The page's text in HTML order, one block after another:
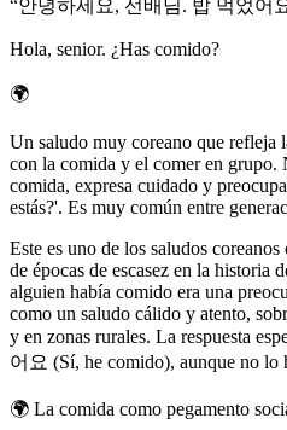
“안녕하세요, 선배님. 밥 먹었어
Hola, senior. ¿Has comido?
🌍
Un saludo muy coreano que refleja
con la comida y el comer en grupo.
comida, expresa cuidado y
estás?'. Es muy común entre
Este es uno de los saludos
de épocas de escasez en la historia
alguien había comido era una
como un saludo cálido y atento,
y en zonas rurales. La respuesta
어요 (Sí, he comido), aunque no lo
🌍 La comida como pegamento